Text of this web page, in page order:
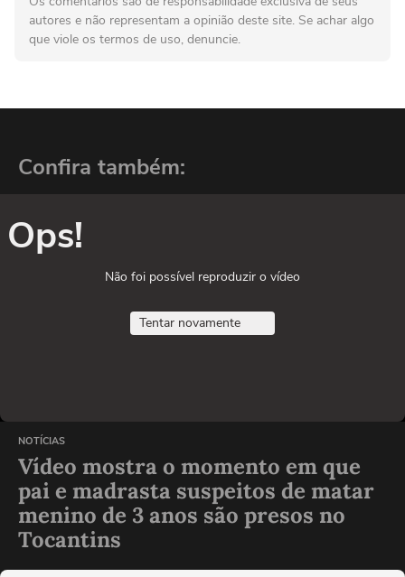
autores e não representam a opinião deste site. Se achar algo
que viole os termos de uso, denuncie.
Confira também:
Ops!
Não foi possível reproduzir o vídeo
Tentar novamente
NOTÍCIAS
Vídeo mostra o momento em que
pai e madrasta suspeitos de matar
menino de 3 anos são presos no
Tocantins